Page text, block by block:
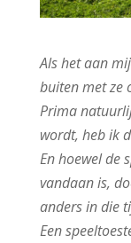
Als het aan
buiten met ze
Prima
wordt, heb ik
En hoewel de
vandaan is,
anders in die
Een